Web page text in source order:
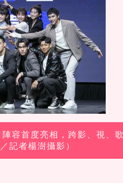
容首度亮相，跨影、視、
記者楊澍攝影）